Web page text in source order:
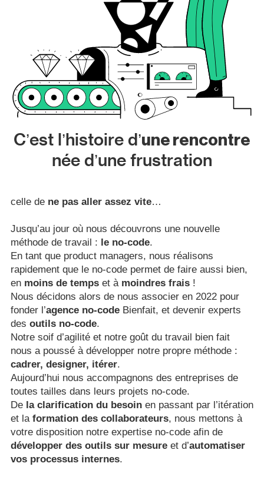
C’est l’histoire d’une rencontre
née d’une frustration
celle de ne pas aller assez vite…
Jusqu’au jour où nous découvrons une nouvelle
méthode de travail : le no-code.
En tant que product managers, nous réalisons
rapidement que le no-code permet de faire aussi bien,
en moins de tempset à moindres frais!
Nous décidons alors de nous associer en 2022 pour
fonder l’agence no-codeBienfait, et devenir experts
des outils no-code.
Notre soif d’agilité et notre goût du travail bien fait
nous a poussé à développer notre propre méthode :
cadrer, designer, itérer.
Aujourd’hui nous accompagnons des entreprises de
toutes tailles dans leurs projets no-code.
De la clarification du besoin en passant par l’itération
et la formation des collaborateurs, nous mettons à
votre disposition notre expertise no-code afin de
développer des outils sur mesureet d’automatiser
vos processus internes.